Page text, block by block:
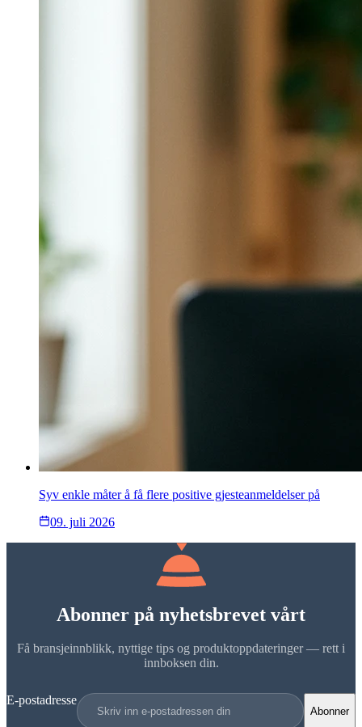
Syv enkle måter å få flere positive gjesteanmeldelser på
09. juli 2026
Abonner på nyhetsbrevet vårt
Få bransjeinnblikk, nyttige tips og produktoppdateringer — rett i
innboksen din.
E-postadresse
Abonner